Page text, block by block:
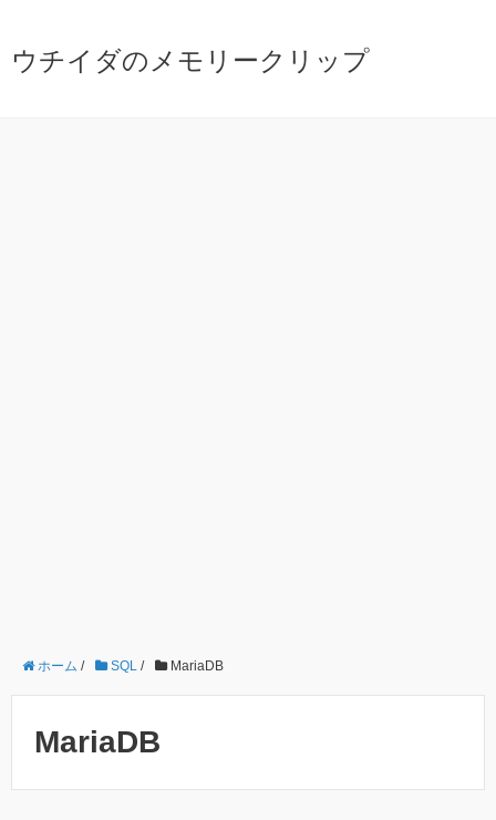
ウチイダのメモリークリップ
ホーム / SQL / MariaDB
MariaDB